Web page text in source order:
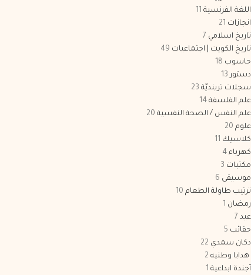
اللغة الفرنسية 11
انجازات 21
تاريخ اسلامي 7
تاريخ الكويت | اجتماعيات 49
حاسوب 18
دستور 13
سجلات ترينديّة 23
علم الفلسفة 14
علم النفس / الصحة النفسية 20
علوم 20
كلاسيك 11
كهرباء 4
مكتبات 3
موسيقى 6
ترتيب طاولة الطعام 10
رمضان 1
عيد 7
حقائب 5
دكان سمدي 22
هدايا وطنيه 2
أجندة ابداعية 1